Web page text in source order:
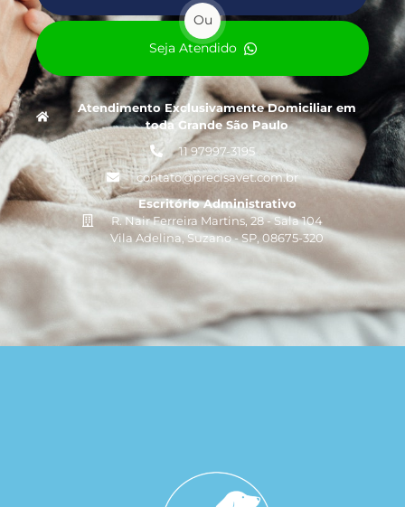
Ou
Seja Atendido
Atendimento Exclusivamente Domiciliar em
toda Grande São Paulo
11 97997-3195
contato@precisavet.com.br
Escritório Administrativo
R. Nair Ferreira Martins, 28 - Sala 104
Vila Adelina, Suzano - SP, 08675-320